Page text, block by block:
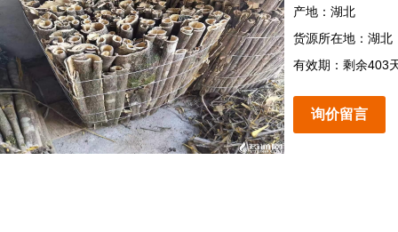
产地：湖北
货源所在地：湖北
有效期：剩余403
询价留言